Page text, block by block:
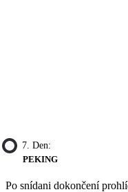
7. Den:
PEKING
Po snídani dokončení